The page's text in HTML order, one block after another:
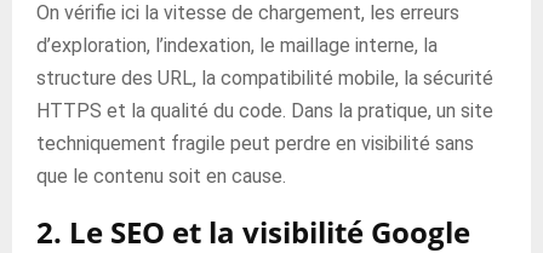
On vérifie ici la vitesse de chargement, les erreurs
d’exploration, l’indexation, le maillage interne, la
structure des URL, la compatibilité mobile, la sécurité
HTTPS et la qualité du code. Dans la pratique, un site
techniquement fragile peut perdre en visibilité sans
que le contenu soit en cause.
2. Le SEO et la visibilité Google